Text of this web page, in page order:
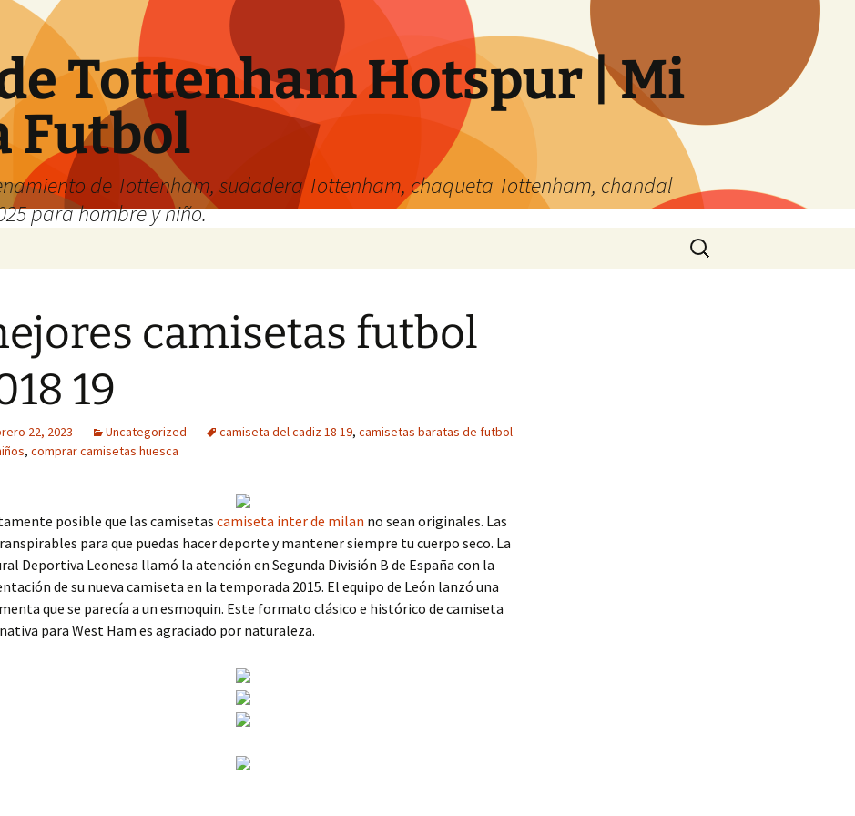
Tottenham Hotspur | Mi
Futbol
de Tottenham, sudadera Tottenham, chaqueta Tottenham, chandal
para hombre y niño.
Buscar:
camisetas futbol
19
22, 2023 Uncategorized camiseta del cadiz 18 19, camisetas baratas de futbol
, comprar camisetas huesca
posible que las camisetas camiseta inter de milan no sean originales. Las
para que puedas hacer deporte y mantener siempre tu cuerpo seco. La
Deportiva Leonesa llamó la atención en Segunda División B de España con la
de su nueva camiseta en la temporada 2015. El equipo de León lanzó una
que se parecía a un esmoquin. Este formato clásico e histórico de camiseta
para West Ham es agraciado por naturaleza.